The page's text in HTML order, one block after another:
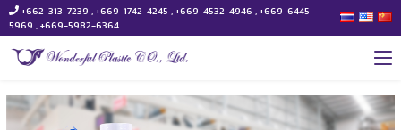
+662-313-7239 , +669-1742-4245 , +669-4532-4946 , +669-6445-
5969 , +669-5982-6364